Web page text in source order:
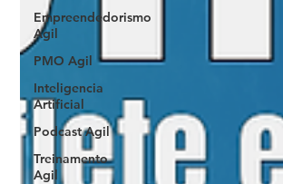
Empreendedorismo
Agil
PMO Agil
Inteligencia
Artificial
Podcast Agil
Treinamento
Agil